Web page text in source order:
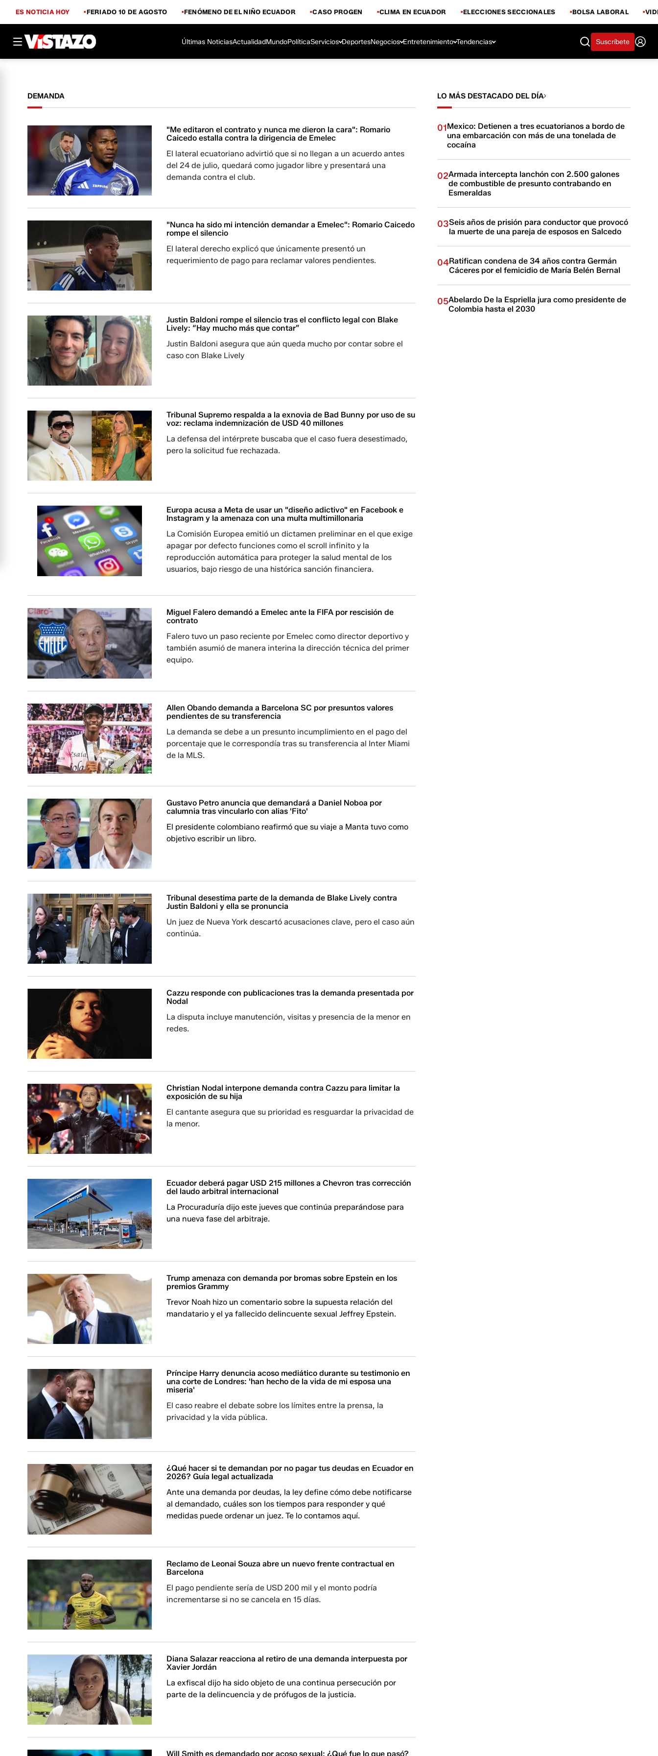
ES NOTICIA HOY FERIADO 10 DE AGOSTO FENÓMENO DE EL NIÑO ECUADOR CASO PROGEN CLIMA EN ECUADOR ELECCIONES SECCIONALES BOLSA LABORAL
Últimas NoticiasActualidadMundoPolíticaServicios DeportesNegocios Entretenimiento Tendencias Suscríbete
DEMANDA
"Me editaron el contrato y nunca me dieron la cara": Romario
Caicedo estalla contra la dirigencia de Emelec
El lateral ecuatoriano advirtió que si no llegan a un acuerdo antes
del 24 de julio, quedará como jugador libre y presentará una
demanda contra el club.
"Nunca ha sido mi intención demandar a Emelec": Romario Caicedo
rompe el silencio
El lateral derecho explicó que únicamente presentó un
requerimiento de pago para reclamar valores pendientes.
Justin Baldoni rompe el silencio tras el conflicto legal con Blake
Lively: “Hay mucho más que contar”
Justin Baldoni asegura que aún queda mucho por contar sobre el
caso con Blake Lively
Tribunal Supremo respalda a la exnovia de Bad Bunny por uso de su
voz: reclama indemnización de USD 40 millones
La defensa del intérprete buscaba que el caso fuera desestimado,
pero la solicitud fue rechazada.
Europa acusa a Meta de usar un "diseño adictivo" en Facebook e
Instagram y la amenaza con una multa multimillonaria
La Comisión Europea emitió un dictamen preliminar en el que exige
apagar por defecto funciones como el scroll infinito y la
reproducción automática para proteger la salud mental de los
usuarios, bajo riesgo de una histórica sanción financiera.
Miguel Falero demandó a Emelec ante la FIFA por rescisión de
contrato
Falero tuvo un paso reciente por Emelec como director deportivo y
también asumió de manera interina la dirección técnica del primer
equipo.
Allen Obando demanda a Barcelona SC por presuntos valores
pendientes de su transferencia
La demanda se debe a un presunto incumplimiento en el pago del
porcentaje que le correspondía tras su transferencia al Inter Miami
de la MLS.
Gustavo Petro anuncia que demandará a Daniel Noboa por
calumnia tras vincularlo con alias 'Fito'
El presidente colombiano reafirmó que su viaje a Manta tuvo como
objetivo escribir un libro.
Tribunal desestima parte de la demanda de Blake Lively contra
Justin Baldoni y ella se pronuncia
Un juez de Nueva York descartó acusaciones clave, pero el caso aún
continúa.
Cazzu responde con publicaciones tras la demanda presentada por
Nodal
La disputa incluye manutención, visitas y presencia de la menor en
redes.
Christian Nodal interpone demanda contra Cazzu para limitar la
exposición de su hija
El cantante asegura que su prioridad es resguardar la privacidad de
la menor.
Ecuador deberá pagar USD 215 millones a Chevron tras corrección
del laudo arbitral internacional
La Procuraduría dijo este jueves que continúa preparándose para
una nueva fase del arbitraje.
Trump amenaza con demanda por bromas sobre Epstein en los
premios Grammy
Trevor Noah hizo un comentario sobre la supuesta relación del
mandatario y el ya fallecido delincuente sexual Jeffrey Epstein.
Príncipe Harry denuncia acoso mediático durante su testimonio en
una corte de Londres: 'han hecho de la vida de mi esposa una
miseria'
El caso reabre el debate sobre los límites entre la prensa, la
privacidad y la vida pública.
¿Qué hacer si te demandan por no pagar tus deudas en Ecuador en
2026? Guía legal actualizada
Ante una demanda por deudas, la ley define cómo debe notificarse
al demandado, cuáles son los tiempos para responder y qué
medidas puede ordenar un juez. Te lo contamos aquí.
Reclamo de Leonai Souza abre un nuevo frente contractual en
Barcelona
El pago pendiente sería de USD 200 mil y el monto podría
incrementarse si no se cancela en 15 días.
Diana Salazar reacciona al retiro de una demanda interpuesta por
Xavier Jordán
La exfiscal dijo ha sido objeto de una continua persecución por
parte de la delincuencia y de prófugos de la justicia.
Will Smith es demandado por acoso sexual: ¿Qué fue lo que pasó?
LO MÁS DESTACADO DEL DÍA
01Mexico: Detienen a tres ecuatorianos a bordo de
una embarcación con más de una tonelada de
cocaína
02Armada intercepta lanchón con 2.500 galones
de combustible de presunto contrabando en
Esmeraldas
03Seis años de prisión para conductor que provocó
la muerte de una pareja de esposos en Salcedo
04Ratifican condena de 34 años contra Germán
Cáceres por el femicidio de María Belén Bernal
05Abelardo De la Espriella jura como presidente de
Colombia hasta el 2030